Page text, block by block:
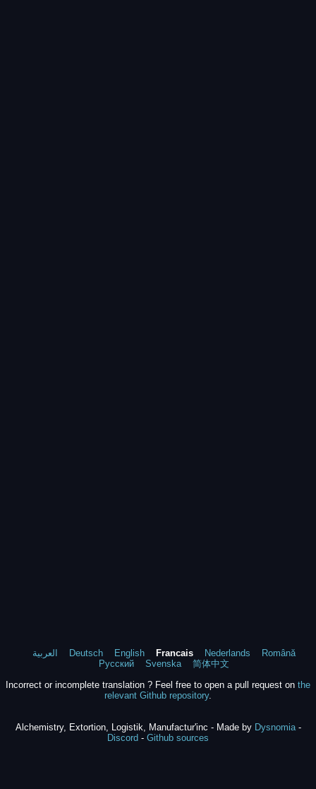
العربية Deutsch English Francais Nederlands
Română
Русский
Svenska
简体中文
Incorrect or incomplete translation ? Feel free to open a pull request on the
relevant Github repository.
Alchemistry, Extortion, Logistik, Manufactur'inc - Made by Dysnomia-
Discord - Github sources